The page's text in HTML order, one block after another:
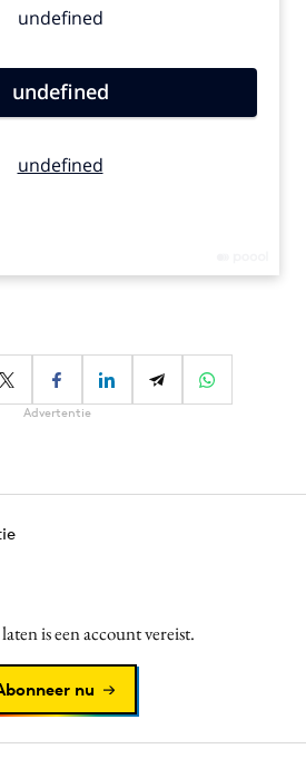
Advertentie
is een account vereist.
nu